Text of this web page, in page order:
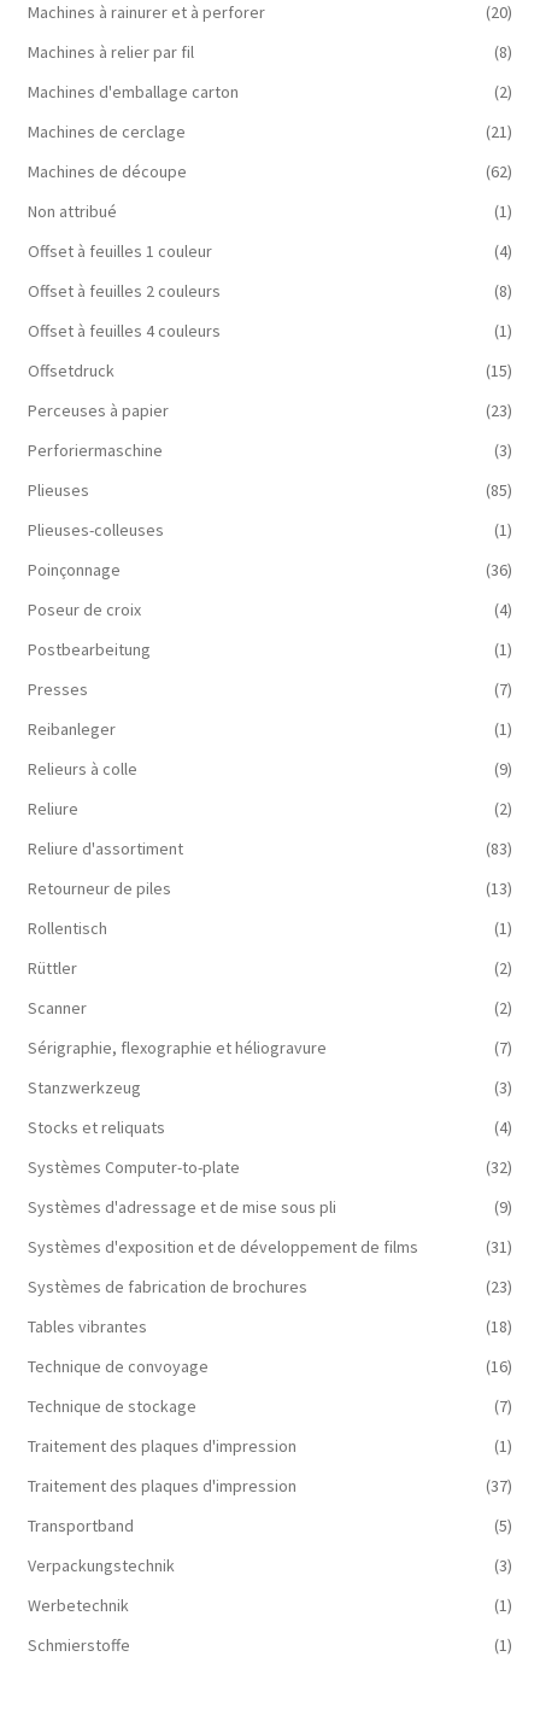
Machines à rainurer et à perforer
(20)
Machines à relier par fil
(8)
Machines d'emballage carton
(2)
Machines de cerclage
(21)
Machines de découpe
(62)
Non attribué
(1)
Offset à feuilles 1 couleur
(4)
Offset à feuilles 2 couleurs
(8)
Offset à feuilles 4 couleurs
(1)
Offsetdruck
(15)
Perceuses à papier
(23)
Perforiermaschine
(3)
Plieuses
(85)
Plieuses-colleuses
(1)
Poinçonnage
(36)
Poseur de croix
(4)
Postbearbeitung
(1)
Presses
(7)
Reibanleger
(1)
Relieurs à colle
(9)
Reliure
(2)
Reliure d'assortiment
(83)
Retourneur de piles
(13)
Rollentisch
(1)
Rüttler
(2)
Scanner
(2)
Sérigraphie, flexographie et héliogravure
(7)
Stanzwerkzeug
(3)
Stocks et reliquats
(4)
Systèmes Computer-to-plate
(32)
Systèmes d'adressage et de mise sous pli
(9)
Systèmes d'exposition et de développement de films
(31)
Systèmes de fabrication de brochures
(23)
Tables vibrantes
(18)
Technique de convoyage
(16)
Technique de stockage
(7)
Traitement des plaques d'impression
(1)
Traitement des plaques d'impression
(37)
Transportband
(5)
Verpackungstechnik
(3)
Werbetechnik
(1)
Schmierstoffe
(1)